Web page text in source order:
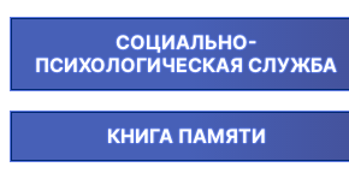
СОЦИАЛЬНО-
ПСИХОЛОГИЧЕСКАЯ СЛУЖБА
КНИГА ПАМЯТИ